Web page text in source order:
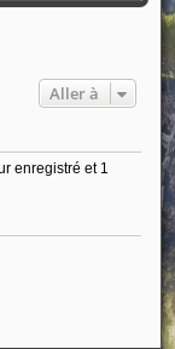
Aller à
enregistré et 1